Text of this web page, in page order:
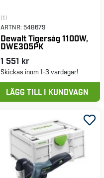
(1)
ARTNR: 548679
Dewalt Tigersåg 1100W,
DWE305PK
1 551 kr
Skickas inom 1-3 vardagar!
LÄGG TILL I KUNDVAGN